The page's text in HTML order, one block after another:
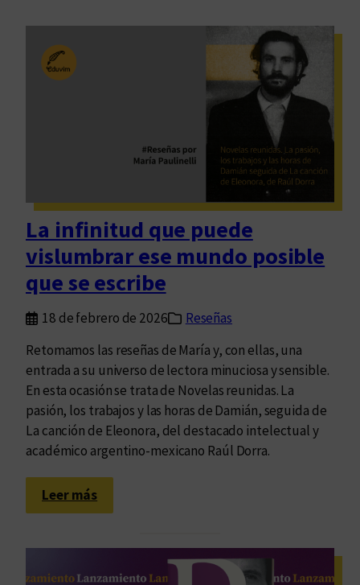
La infinitud que puede
vislumbrar ese mundo posible
que se escribe
18 de febrero de 2026
Reseñas
Retomamos las reseñas de María y, con ellas, una
entrada a su universo de lectora minuciosa y sensible.
En esta ocasión se trata de Novelas reunidas. La
pasión, los trabajos y las horas de Damián, seguida de
La canción de Eleonora, del destacado intelectual y
académico argentino-mexicano Raúl Dorra.
Leer más:
L
n